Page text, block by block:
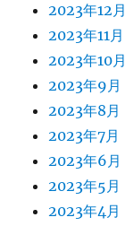
2023年12月
2023年11月
2023年10月
2023年9月
2023年8月
2023年7月
2023年6月
2023年5月
2023年4月